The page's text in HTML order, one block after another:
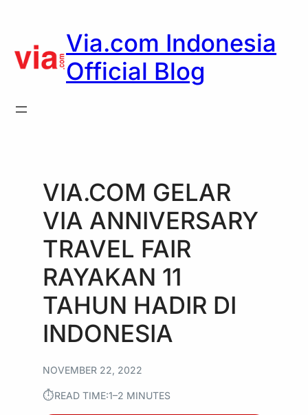
content
Via.com Indonesia
Official Blog
VIA.COM GELAR
VIA ANNIVERSARY
TRAVEL FAIR
RAYAKAN 11
TAHUN HADIR DI
INDONESIA
NOVEMBER 22, 2022
⏱︎READ TIME:1–2 MINUTES